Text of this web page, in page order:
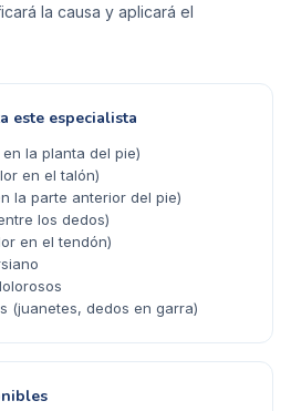
la causa y aplicará el
este especialista
la planta del pie)
en el talón)
la parte anterior del pie)
los dedos)
en el tendón)
(juanetes, dedos en garra)